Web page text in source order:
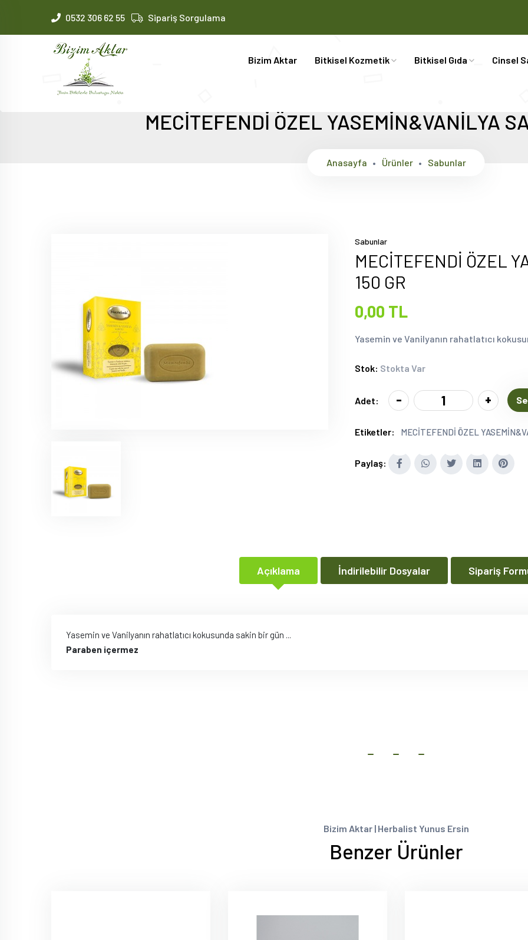
0532 306 62 55 Sipariş Sorgulama
Bizim Aktar Bitkisel Kozmetik Bitkisel Gıda Cinsel
MECİTEFENDİ ÖZEL YASEMİN&VANİLYA
Anasayfa Ürünler Sabunlar
Sabunlar
MECİTEFENDİ ÖZEL
150 GR
0,00 TL
Yasemin ve Vanilyanın rahatlatıcı
Stok: Stokta Var
Adet: - +
Etiketler: MECİTEFENDİ ÖZEL
Paylaş:
Açıklama İndirilebilir Dosyalar Sipariş
Yasemin ve Vanilyanın rahatlatıcı kokusunda sakin bir gün ...
Paraben içermez
Bizim Aktar | Herbalist Yunus Ersin
Benzer Ürünler